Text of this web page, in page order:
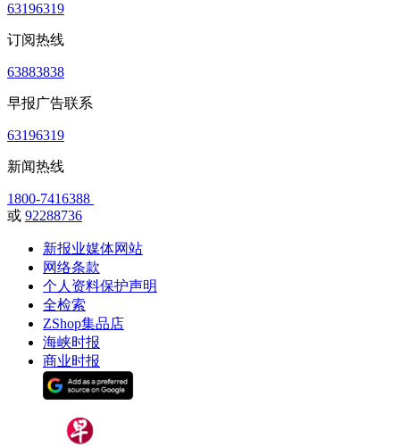
63196319
订阅热线
63883838
早报广告联系
63196319
新闻热线
1800-7416388
或 92288736
新报业媒体网站
网络条款
个人资料保护声明
全检索
ZShop集品店
海峡时报
商业时报